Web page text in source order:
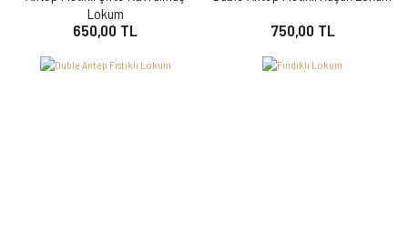
Lokum
650,00 TL 750,00 TL